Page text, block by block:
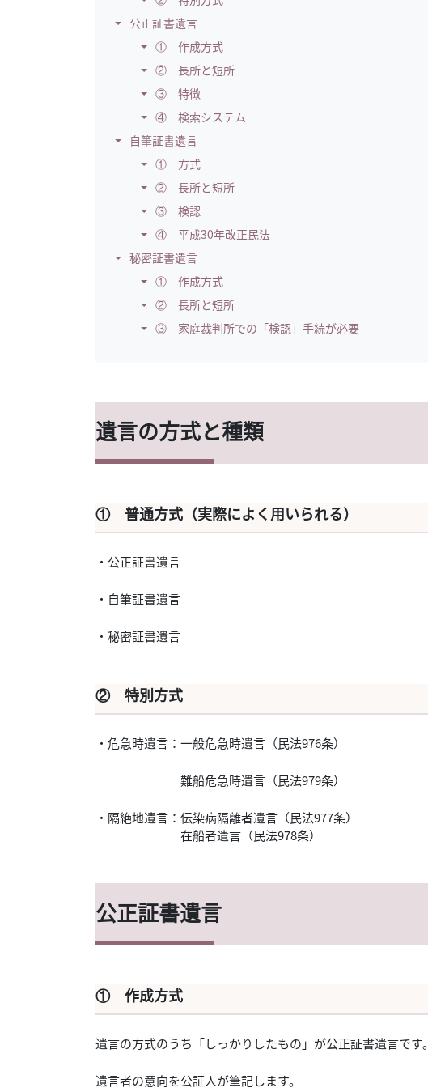
公正証書遺言
① 作成方式
② 長所と短所
③ 特徴
④ 検索システム
自筆証書遺言
① 方式
② 長所と短所
③ 検認
④ 平成30年改正民法
秘密証書遺言
① 作成方式
② 長所と短所
③ 家庭裁判所での「検認」手続が必要
遺言の方式と種類
① 普通方式（実際によく用いられる）
・公正証書遺言
・自筆証書遺言
・秘密証書遺言
② 特別方式
・危急時遺言：一般危急時遺言（民法976条）
難船危急時遺言（民法979条）
・隔絶地遺言：伝染病隔離者遺言（民法977条）
在船者遺言（民法978条）
公正証書遺言
① 作成方式
遺言の方式のうち「しっかりしたもの」が公正証書遺言です。
遺言者の意向を公証人が筆記します。